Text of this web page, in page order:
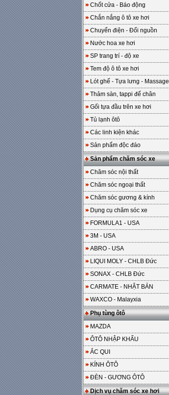
Chốt cửa - Báo động
Chắn nắng ô tô xe hơi
Chuyển điện - Đổi nguồn
Nước hoa xe hơi
SP trang trí - độ xe
Tem độ ô tô xe hơi
Lót ghế - Tựa lưng - Massage
Thảm sàn, tappi để chân
Gối tựa đầu trên xe hơi
Tủ lạnh ôtô
Các linh kiện khác
Sản phẩm độc đáo
Sản phẩm chăm sóc xe
Chăm sóc nội thất
Chăm sóc ngoại thất
Chăm sóc gương & kính
Dụng cụ chăm sóc xe
FORMULA1 - USA
3M - USA
ABRO - USA
LIQUI MOLY - CHLB Đức
SONAX - CHLB Đức
CARMATE - NHẬT BẢN
WAXCO - Malayxia
Phụ tùng ôtô
MAZDA
ÔTÔ NHẬP KHẨU
ẮC QUI
KÍNH ÔTÔ
ĐÈN - GƯƠNG ÔTÔ
Dịch vụ chăm sóc xe hơi